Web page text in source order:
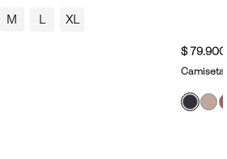
M L XL
$ 79.900